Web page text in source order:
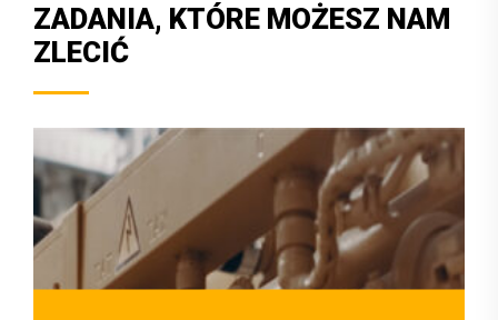
ZADANIA, KTÓRE MOŻESZ NAM
ZLECIĆ